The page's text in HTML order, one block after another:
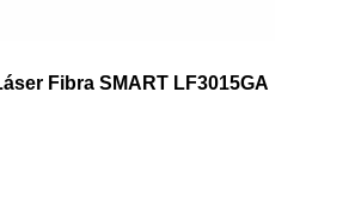
Fibra SMART LF3015GA